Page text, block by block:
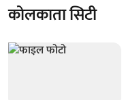
कोलकाता सिटी